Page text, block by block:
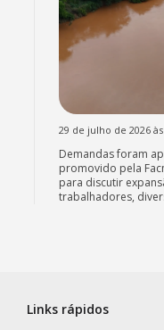
29 de julho de 2026
Demandas foram
promovido pela
para discutir
trabalhadores,
Links rápidos